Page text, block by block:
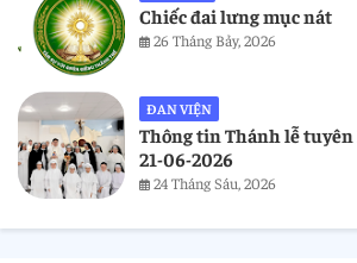
Chiếc đai lưng mục nát
26 Tháng Bảy, 2026
ĐAN VIỆN
Thông tin Thánh lễ tuyên
21-06-2026
24 Tháng Sáu, 2026